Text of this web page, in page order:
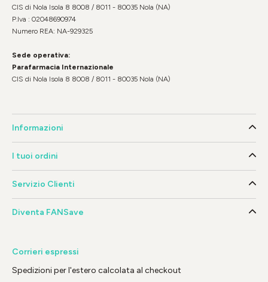
CIS di Nola Isola 8 8008 / 8011 - 80035 Nola (NA)
P.Iva : 02048690974
Numero REA: NA-929325
Sede operativa:
Parafarmacia Internazionale
CIS di Nola Isola 8 8008 / 8011 - 80035 Nola (NA)
Informazioni
I tuoi ordini
Servizio Clienti
Diventa FANSave
Corrieri espressi
Spedizioni per l'estero calcolata al checkout